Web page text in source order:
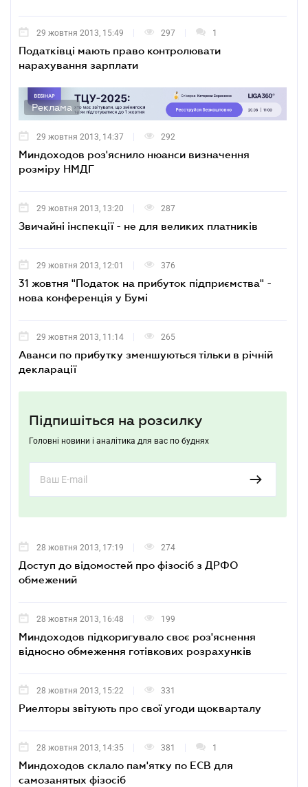
29 жовтня 2013, 15:49 297 1
Податківці мають право контролювати
нарахування зарплати
Реклама
29 жовтня 2013, 14:37 292
Миндоходов роз'яснило нюанси визначення
розміру НМДГ
29 жовтня 2013, 13:20 287
Звичайні інспекції - не для великих платників
29 жовтня 2013, 12:01 376
31 жовтня "Податок на прибуток підприємства" -
нова конференція у Бумі
29 жовтня 2013, 11:14 265
Аванси по прибутку зменшуються тільки в річній
декларації
Підпишіться на розсилку
Головні новини і аналітика для вас по буднях
28 жовтня 2013, 17:19 274
Доступ до відомостей про фізосіб з ДРФО
обмежений
28 жовтня 2013, 16:48 199
Миндоходов підкоригувало своє роз'яснення
відносно обмеження готівкових розрахунків
28 жовтня 2013, 15:22 331
Риелторы звітують про свої угоди щокварталу
28 жовтня 2013, 14:35 381 1
Миндоходов склало пам'ятку по ЕСВ для
самозанятых фізосіб